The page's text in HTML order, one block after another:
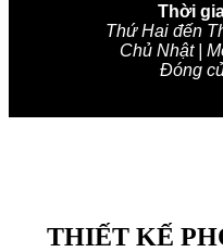
Thời
Thứ Hai đến
Chủ Nhật |
Đóng
THIẾT KẾ